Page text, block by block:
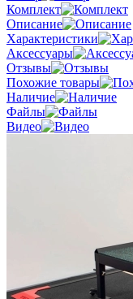
Комплект
Описание
Характеристики
Аксессуары
Отзывы
Похожие товары
Наличие
Файлы
Видео